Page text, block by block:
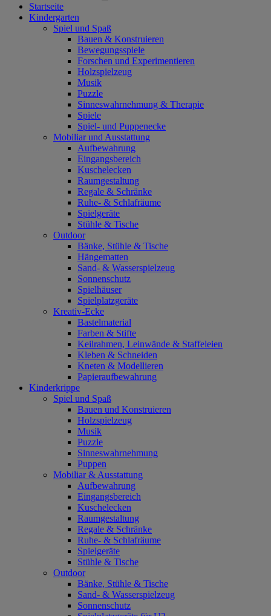
Startseite
Kindergarten
Spiel und Spaß
Bauen & Konstruieren
Bewegungsspiele
Forschen und Experimentieren
Holzspielzeug
Musik
Puzzle
Sinneswahrnehmung & Therapie
Spiele
Spiel- und Puppenecke
Mobiliar und Ausstattung
Aufbewahrung
Eingangsbereich
Kuschelecken
Raumgestaltung
Regale & Schränke
Ruhe- & Schlafräume
Spielgeräte
Stühle & Tische
Outdoor
Bänke, Stühle & Tische
Hängematten
Sand- & Wasserspielzeug
Sonnenschutz
Spielhäuser
Spielplatzgeräte
Kreativ-Ecke
Bastelmaterial
Farben & Stifte
Keilrahmen, Leinwände & Staffeleien
Kleben & Schneiden
Kneten & Modellieren
Papieraufbewahrung
Kinderkrippe
Spiel und Spaß
Bauen und Konstruieren
Holzspielzeug
Musik
Puzzle
Sinneswahrnehmung
Puppen
Mobiliar & Ausstattung
Aufbewahrung
Eingangsbereich
Kuschelecken
Raumgestaltung
Regale & Schränke
Ruhe- & Schlafräume
Spielgeräte
Stühle & Tische
Outdoor
Bänke, Stühle & Tische
Sand- & Wasserspielzeug
Sonnenschutz